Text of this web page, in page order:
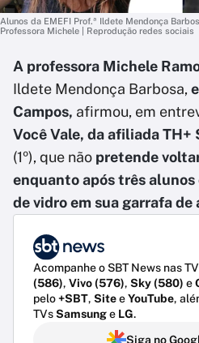
Alunos da EMEFI Prof.ª Ildete Mendonça
Professora Michele | Reprodução redes sociais
A professora Michele
Ildete Mendonça Barbosa,
Campos, afirmou, em
Você Vale, da afiliada TH+
(1º), que não pretende
enquanto após três
de vidro em sua garrafa de
Acompanhe o SBT News nas
(586), Vivo (576), Sky (580) e
pelo+SBT, SiteeYouTube,
TVsSamsunge LG.
Siga no